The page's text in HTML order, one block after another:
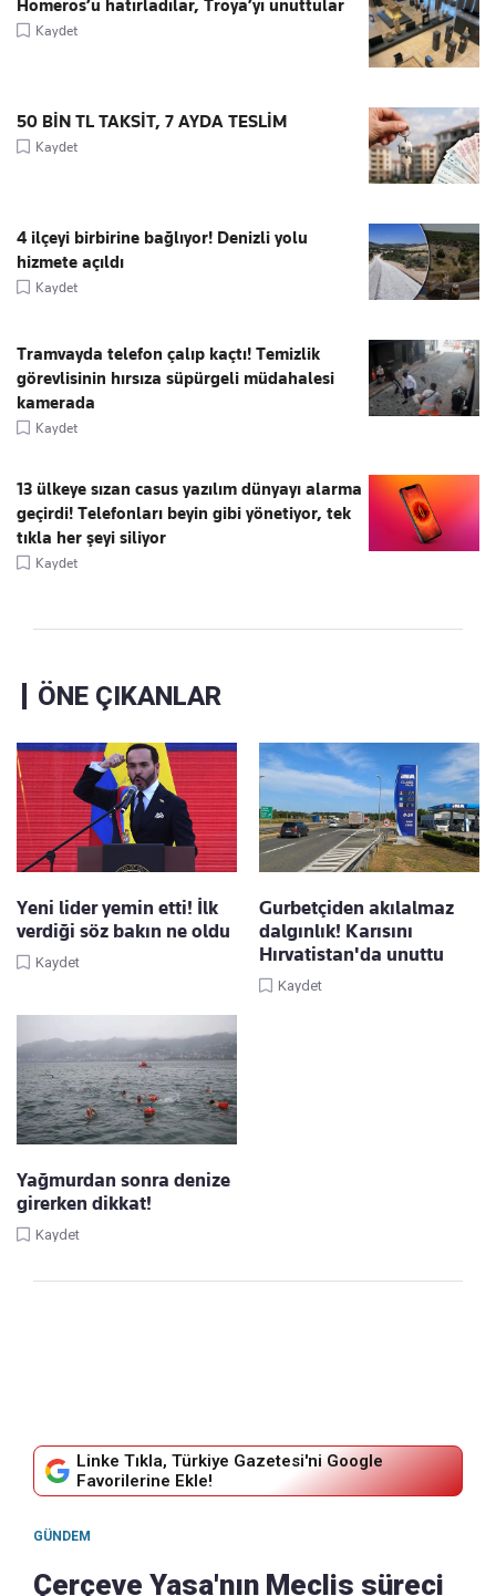
Homeros’u hatırladılar, Troya’yı unuttular
Kaydet
50 BİN TL TAKSİT, 7 AYDA TESLİM
Kaydet
4 ilçeyi birbirine bağlıyor! Denizli yolu
hizmete açıldı
Kaydet
Tramvayda telefon çalıp kaçtı! Temizlik
görevlisinin hırsıza süpürgeli müdahalesi
kamerada
Kaydet
13 ülkeye sızan casus yazılım dünyayı alarma
geçirdi! Telefonları beyin gibi yönetiyor, tek
tıkla her şeyi siliyor
Kaydet
ÖNE ÇIKANLAR
Yeni lider yemin etti! İlk
verdiği söz bakın ne oldu
Kaydet
Gurbetçiden akılalmaz
dalgınlık! Karısını
Hırvatistan'da unuttu
Kaydet
Yağmurdan sonra denize
girerken dikkat!
Kaydet
Linke Tıkla, Türkiye Gazetesi'ni Google
Favorilerine Ekle!
GÜNDEM
Çerçeve Yasa'nın Meclis süreci